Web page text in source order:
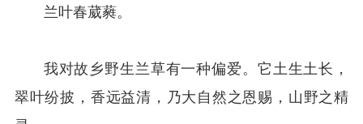
兰叶春葳蕤。
我对故乡野生兰草有一种偏爱。它土生土长，
翠叶纷披，香远益清，乃大自然之恩赐，山野之精